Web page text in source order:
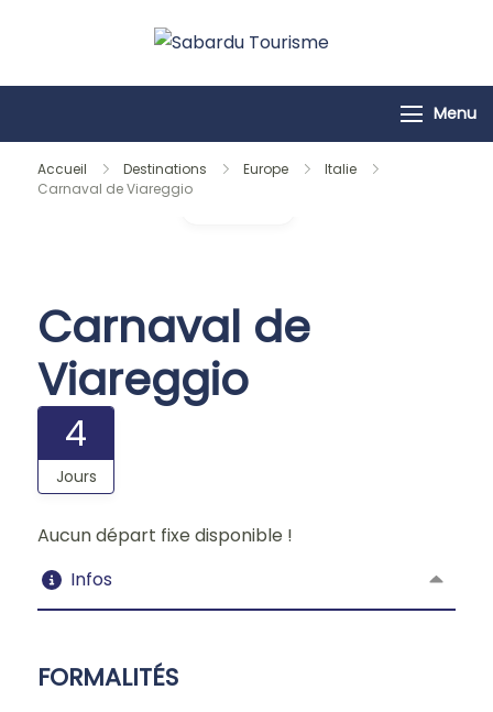
Tourisme
Menu
Accueil Destinations Europe
Italie
Carnaval de Viareggio
Carnaval de
Viareggio
4
Jours
Aucun départ fixe disponible !
Infos
FORMALITÉS